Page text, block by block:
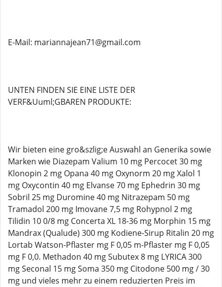
E-Mail: mariannajean71@gmail.com
UNTEN FINDEN SIE EINE LISTE DER
VERF&Uuml;GBAREN PRODUKTE:
Wir bieten eine gro&szlig;e Auswahl an Generika sowie
Marken wie Diazepam Valium 10 mg Percocet 30 mg
Klonopin 2 mg Opana 40 mg Oxynorm 20 mg Xalol 1
mg Oxycontin 40 mg Elvanse 70 mg Ephedrin 30 mg
Sobril 25 mg Duromine 40 mg Nitrazepam 50 mg
Tramadol 200 mg Imovane 7,5 mg Rohypnol 2 mg
Tilidin 10 0/8 mg Concerta XL 18-36 mg Morphin 15 mg
Mandrax (Qualude) 300 mg Kodiene-Sirup Ritalin 20 mg
Lortab Watson-Pflaster mg F 0,05 m-Pflaster mg F 0,05
mg F 0,0. Methadon 40 mg Subutex 8 mg LYRICA 300
mg Seconal 15 mg Soma 350 mg Citodone 500 mg / 30
mg und vieles mehr zu einem reduzierten Preis im